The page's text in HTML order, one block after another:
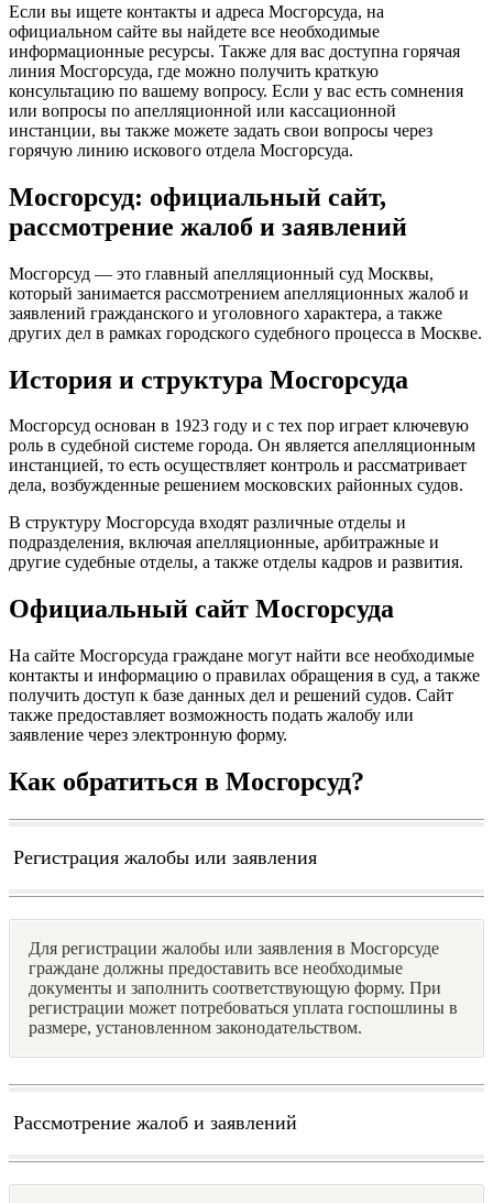
Если вы ищете контакты и адреса Мосгорсуда, на
официальном сайте вы найдете все необходимые
информационные ресурсы. Также для вас доступна горячая
линия Мосгорсуда, где можно получить краткую
консультацию по вашему вопросу. Если у вас есть сомнения
или вопросы по апелляционной или кассационной
инстанции, вы также можете задать свои вопросы через
горячую линию искового отдела Мосгорсуда.
Мосгорсуд: официальный сайт,
рассмотрение жалоб и заявлений
Мосгорсуд — это главный апелляционный суд Москвы,
который занимается рассмотрением апелляционных жалоб и
заявлений гражданского и уголовного характера, а также
других дел в рамках городского судебного процесса в Москве.
История и структура Мосгорсуда
Мосгорсуд основан в 1923 году и с тех пор играет ключевую
роль в судебной системе города. Он является апелляционным
инстанцией, то есть осуществляет контроль и рассматривает
дела, возбужденные решением московских районных судов.
В структуру Мосгорсуда входят различные отделы и
подразделения, включая апелляционные, арбитражные и
другие судебные отделы, а также отделы кадров и развития.
Официальный сайт Мосгорсуда
На сайте Мосгорсуда граждане могут найти все необходимые
контакты и информацию о правилах обращения в суд, а также
получить доступ к базе данных дел и решений судов. Сайт
также предоставляет возможность подать жалобу или
заявление через электронную форму.
Как обратиться в Мосгорсуд?
Регистрация жалобы или заявления
Для регистрации жалобы или заявления в Мосгорсуде
граждане должны предоставить все необходимые
документы и заполнить соответствующую форму. При
регистрации может потребоваться уплата госпошлины в
размере, установленном законодательством.
Рассмотрение жалоб и заявлений